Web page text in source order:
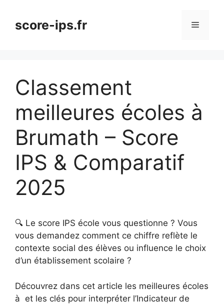
contenuscore-ips.fr Menu
Classement
meilleures écoles à
Brumath – Score
IPS & Comparatif
2025
🔍 Le score IPS école vous questionne ? Vous
vous demandez comment ce chiffre reflète le
contexte social des élèves ou influence le choix
d’un établissement scolaire ?
Découvrez dans cet article les meilleures écoles
à et les clés pour interpréter l’Indicateur de